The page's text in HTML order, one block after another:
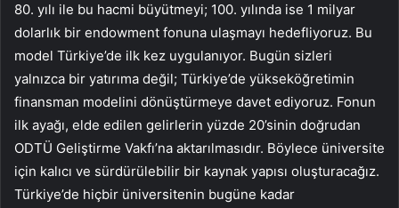
80. yılı ile bu hacmi büyütmeyi; 100. yılında ise 1 milyar
dolarlık bir endowment fonuna ulaşmayı hedefliyoruz. Bu
model Türkiye’de ilk kez uygulanıyor. Bugün sizleri
yalnızca bir yatırıma değil; Türkiye’de yükseköğretimin
finansman modelini dönüştürmeye davet ediyoruz. Fonun
ilk ayağı, elde edilen gelirlerin yüzde 20’sinin doğrudan
ODTÜ Geliştirme Vakfı’na aktarılmasıdır. Böylece üniversite
için kalıcı ve sürdürülebilir bir kaynak yapısı oluşturacağız.
Türkiye’de hiçbir üniversitenin bugüne kadar